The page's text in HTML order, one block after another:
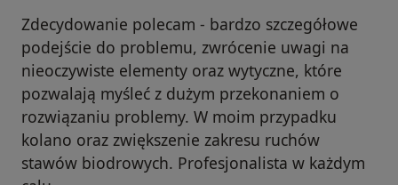
Zdecydowanie polecam - bardzo szczegółowe
podejście do problemu, zwrócenie uwagi na
nieoczywiste elementy oraz wytyczne, które
pozwalają myśleć z dużym przekonaniem o
rozwiązaniu problemy. W moim przypadku
kolano oraz zwiększenie zakresu ruchów
stawów biodrowych. Profesjonalista w każdym